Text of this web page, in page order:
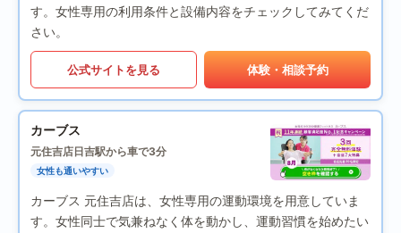
す。女性専用の利用条件と設備内容をチェックしてみてくだ
さい。
公式サイトを見る 体験・相談予約
カーブス
元住吉店日吉駅から車で3分
女性も通いやすい
カーブス 元住吉店は、女性専用の運動環境を用意していま
す。女性同士で気兼ねなく体を動かし、運動習慣を始めたい